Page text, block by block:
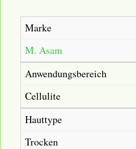
Marke
M. Asam
Anwendungsbereich
Cellulite
Hauttype
Trocken